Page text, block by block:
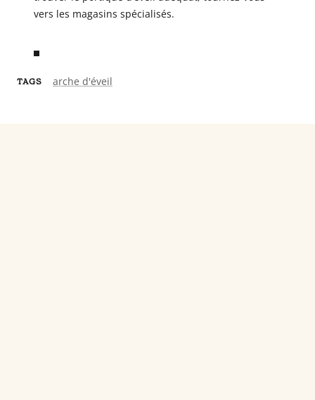
vers les magasins spécialisés.
TAGS arche d'éveil